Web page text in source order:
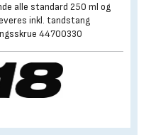
alle standard 250 ml og
inkl. tandstang
44700330